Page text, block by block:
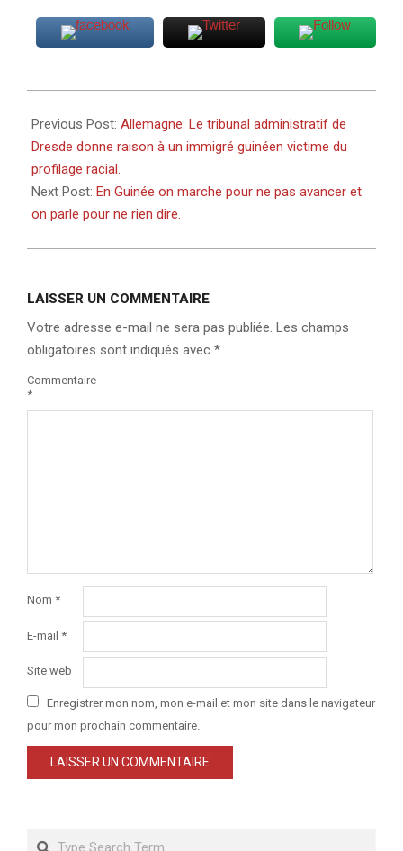
02-
03
Previous Post: Allemagne: Le tribunal administratif de
Dresde donne raison à un immigré guinéen victime du
profilage racial.
Next Post: En Guinée on marche pour ne pas avancer et
on parle pour ne rien dire.
LAISSER UN COMMENTAIRE
Votre adresse e-mail ne sera pas publiée. Les champs
obligatoires sont indiqués avec *
Commentaire
*
Nom *
E-mail *
Site web
Enregistrer mon nom, mon e-mail et mon site dans le navigateur
pour mon prochain commentaire.